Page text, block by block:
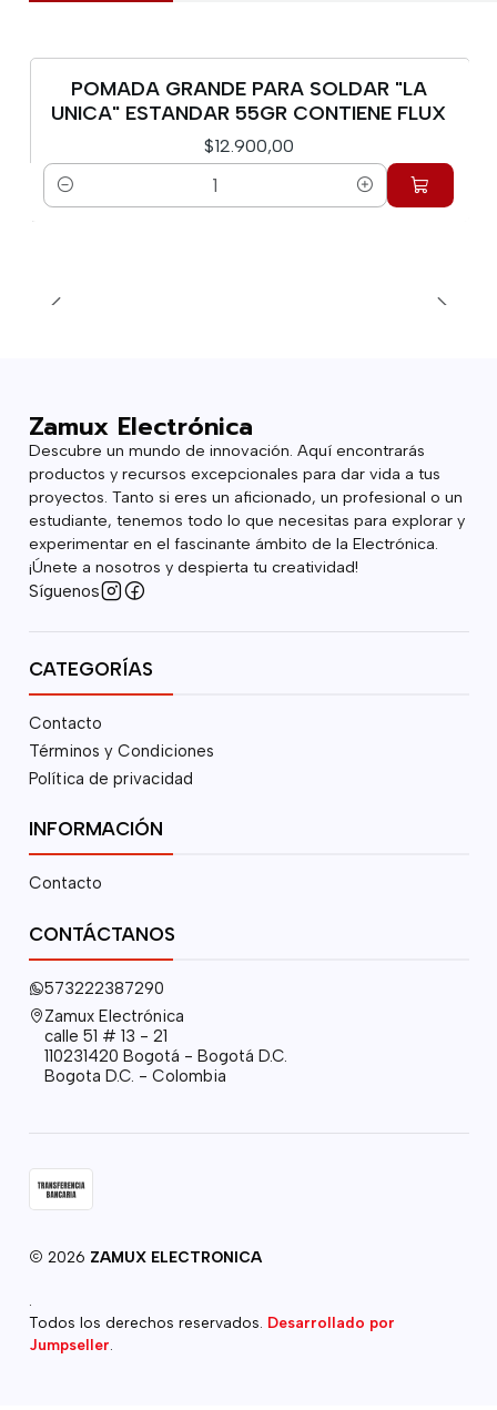
POMADA GRANDE PARA SOLDAR "LA
UNICA" ESTANDAR 55GR CONTIENE FLUX
$12.900,00
Cantidad
Zamux Electrónica
Descubre un mundo de innovación. Aquí encontrarás
productos y recursos excepcionales para dar vida a tus
proyectos. Tanto si eres un aficionado, un profesional o un
estudiante, tenemos todo lo que necesitas para explorar y
experimentar en el fascinante ámbito de la Electrónica.
¡Únete a nosotros y despierta tu creatividad!
Síguenos
CATEGORÍAS
Contacto
Términos y Condiciones
Política de privacidad
INFORMACIÓN
Contacto
CONTÁCTANOS
573222387290
Zamux Electrónica
calle 51 # 13 - 21
110231420 Bogotá - Bogotá D.C.
Bogota D.C. - Colombia
2026 ZAMUX ELECTRONICA
.
Todos los derechos reservados. Desarrollado por
Jumpseller.